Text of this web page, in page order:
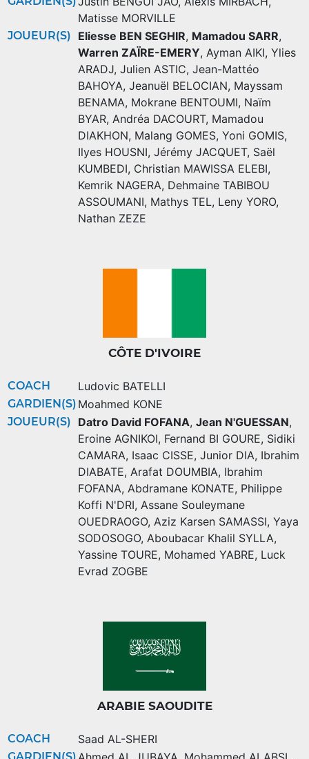
Matisse MORVILLE
JOUEUR(S) Eliesse BEN SEGHIR, Mamadou SARR,
Warren ZAÏRE-EMERY, Ayman AIKI, Ylies
ARADJ, Julien ASTIC, Jean-Mattéo
BAHOYA, Jeanuël BELOCIAN, Mayssam
BENAMA, Mokrane BENTOUMI, Naïm
BYAR, Andréa DACOURT, Mamadou
DIAKHON, Malang GOMES, Yoni GOMIS,
Ilyes HOUSNI, Jérémy JACQUET, Saël
KUMBEDI, Christian MAWISSA ELEBI,
Kemrik NAGERA, Dehmaine TABIBOU
ASSOUMANI, Mathys TEL, Leny YORO,
Nathan ZEZE
CÔTE D'IVOIRE
COACH Ludovic BATELLI
GARDIEN(S) Moahmed KONE
JOUEUR(S) Datro David FOFANA, Jean N'GUESSAN,
Eroine AGNIKOI, Fernand BI GOURE, Sidiki
CAMARA, Isaac CISSE, Junior DIA, Ibrahim
DIABATE, Arafat DOUMBIA, Ibrahim
FOFANA, Abdramane KONATE, Philippe
Koffi N'DRI, Assane Souleymane
OUEDRAOGO, Aziz Karsen SAMASSI, Yaya
SODOSOGO, Aboubacar Khalil SYLLA,
Yassine TOURE, Mohamed YABRE, Luck
Evrad ZOGBE
ARABIE SAOUDITE
COACH Saad AL-SHERI